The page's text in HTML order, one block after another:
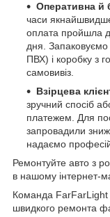
Оперативна й
часи
оплата пройшла
дня. Запаковуємо
ПВХ) і коробку з
самовивіз.
Взірцева
зручний спосіб
платежем. Для
запровадили
надаємо
Ремонтуйте авто з
в нашому інтернет-
Команда FarFarLight
швидкого ремонта